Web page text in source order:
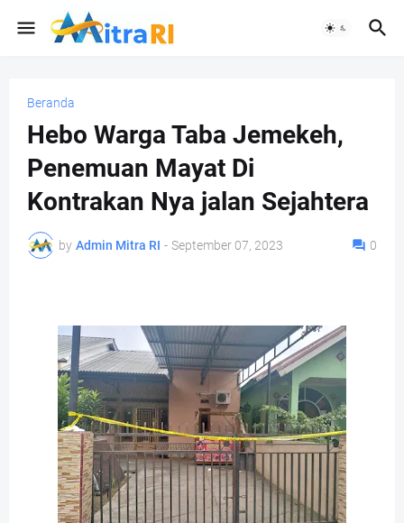
Beranda
Hebo Warga Taba Jemekeh,
Penemuan Mayat Di
Kontrakan Nya jalan Sejahtera
by Admin Mitra RI - September 07, 2023 0